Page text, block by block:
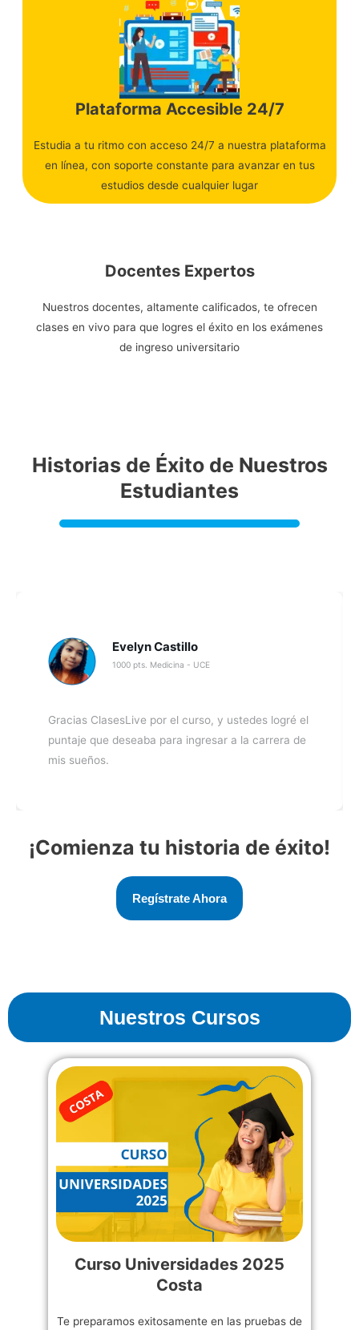
Plataforma Accesible 24/7
Estudia a tu ritmo con acceso 24/7 a nuestra plataforma
en línea, con soporte constante para avanzar en tus
estudios desde cualquier lugar
Docentes Expertos
Nuestros docentes, altamente calificados, te ofrecen
clases en vivo para que logres el éxito en los exámenes
de ingreso universitario
Historias de Éxito de Nuestros
Estudiantes
Evelyn Castillo
1000 pts. Medicina - UCE
Gracias ClasesLive por el curso, y ustedes logré el
puntaje que deseaba para ingresar a la carrera de
mis sueños.
¡Comienza tu historia de éxito!
Regístrate Ahora
Nuestros Cursos
Curso Universidades 2025
Costa
Te preparamos exitosamente en las pruebas de